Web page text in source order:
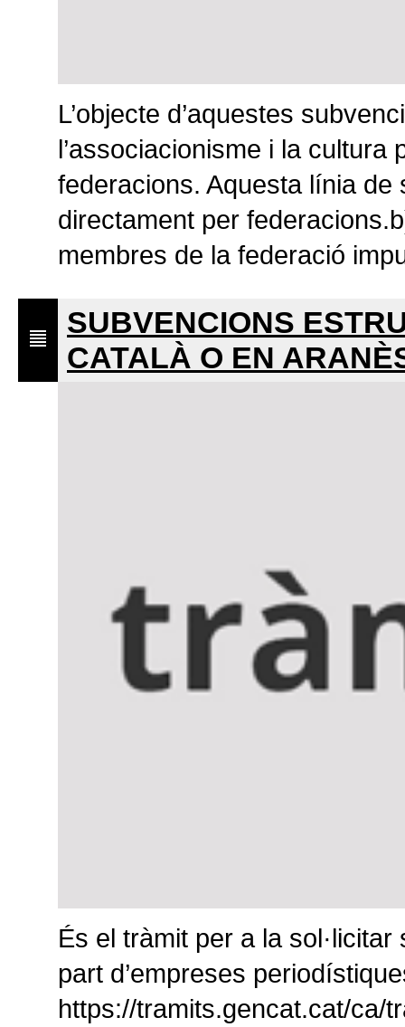
L’objecte d’aquestes
l’associacionisme i la
federacions. Aquesta línia
directament per
membres de la federació
SUBVENCIONS
CATALÀ O EN
És el tràmit per a la
part d’empreses
https://tramits.gencat.cat/ca/